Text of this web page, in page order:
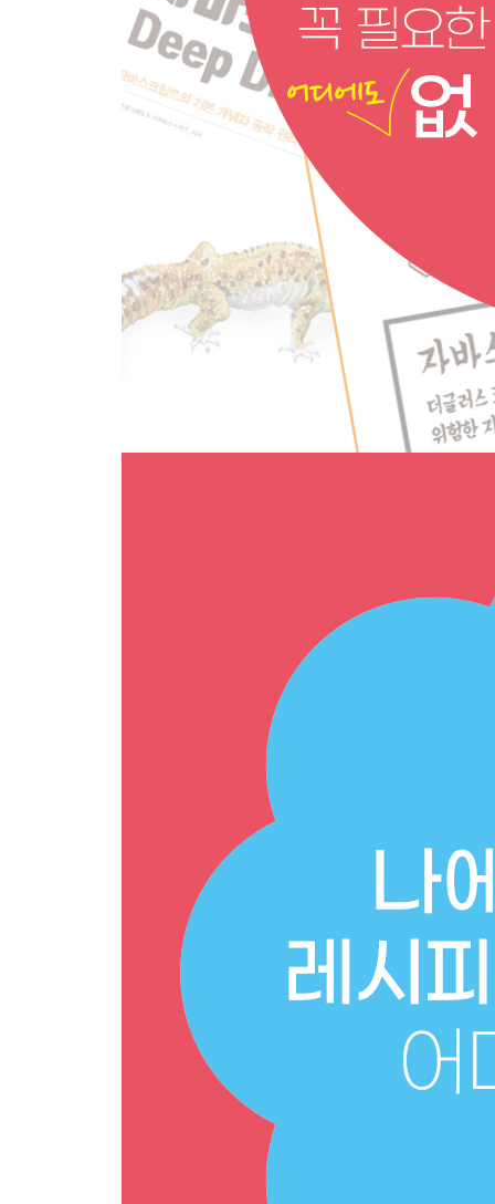
033 문자열 다루기(글자 수 지정하여 선택하기) 074
034 지정 문자열 변환하기 075
035 문자열 나누기 078
036 문자열 합치기 081
037 문자열의 대소문자 변환하기 083
038 문자열과 식 함께 다루기 085
039 정규 표현식 사용하기 087
040 정규 표현식으로 특정 문자 검색하기 089
041 소수점 자릿수 지정하기 091
042 문자열 길이 맞추기 094
043 문자열 URI 이스케이프 처리하기 097
044 문자열 URI 디코드하기 100
CHAPTER 3 데이터 다루기 101
052 배열 요소 부분 변환하기 112
054 배열 요소 결합하여 문자열 만들기 114
055 배열 요소 검색하기 115
056 조건을 만족하는 배열 요소 가져오기 116
057 배열 요소 역순 정렬하기 120
058 배열 요소 정렬 방법 지정하기 121
059 객체를 포함하는 배열 정렬하기 123
060 배열 요소 알파벳순 정렬하기 127
061 배열 요소 추출하여 새 배열 만들기 128
062 조건을 만족하는 배열 요소 추출하여 새 배열
063 배열 요소 하나로 정리하기 134
064 유사 배열 객체를 배열로 변환하기 136
065 요소의 개별 변수에 분할 대입하기 139
066 배열 섞기(셔플) 140
067 다양한 데이터 타입을 가진 객체 사용하기 142
068 객체 선언, 수정, 확인하기 144
069 객체 복사하기 146
070 객체 속성 확인하기 149
071 객체 요소 값 확인하기 151